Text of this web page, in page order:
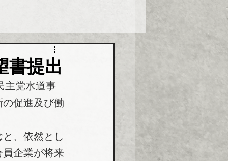
書提出
主党水道事
促進及び働
、依然とし
員企業が将来